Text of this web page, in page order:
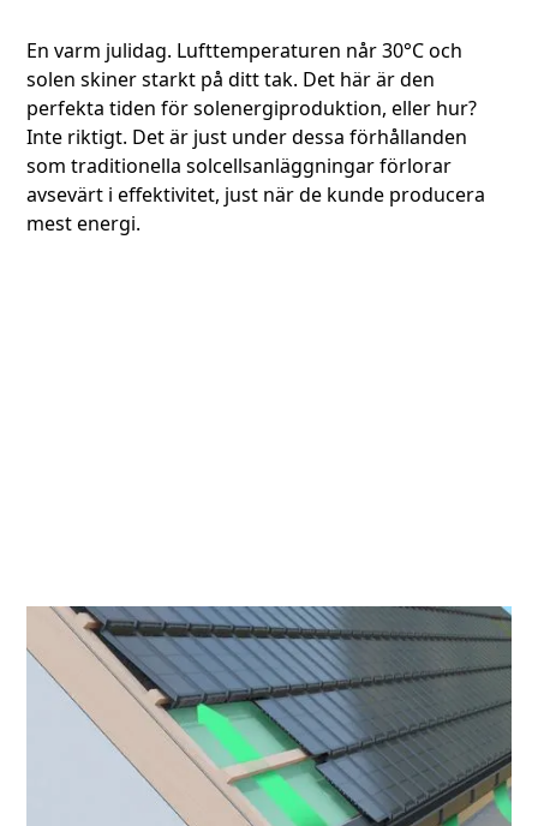
En varm julidag. Lufttemperaturen når 30°C och
solen skiner starkt på ditt tak. Det här är den
perfekta tiden för solenergiproduktion, eller hur?
Inte riktigt. Det är just under dessa förhållanden
som traditionella solcellsanläggningar förlorar
avsevärt i effektivitet, just när de kunde producera
mest energi.